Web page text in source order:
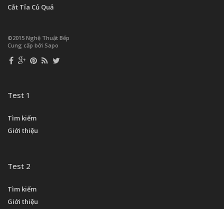
Cắt Tỉa Củ Quả
©2015 Nghệ Thuật Bếp
Cung cấp bởi Sapo
Test 1
Tìm kiếm
Giới thiệu
Test 2
Tìm kiếm
Giới thiệu